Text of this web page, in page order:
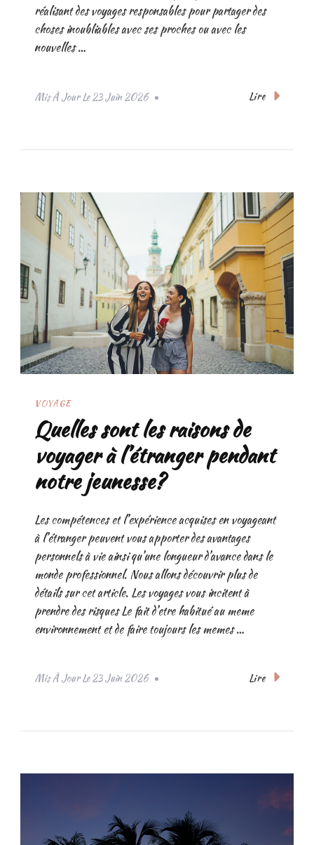
réalisant des voyages responsables pour partager des
choses inoubliables avec ses proches ou avec les
nouvelles …
Mis À Jour Le23 Juin 2026 Lire
VOYAGE
Quelles sont les raisons de
voyager à l’étranger pendant
notre jeunesse?
Les compétences et l’expérience acquises en voyageant
à l’étranger peuvent vous apporter des avantages
personnels à vie ainsi qu’une longueur d’avance dans le
monde professionnel. Nous allons découvrir plus de
détails sur cet article. Les voyages vous incitent à
prendre des risques Le fait d’etre habitué au meme
environnement et de faire toujours les memes …
Mis À Jour Le23 Juin 2026 Lire